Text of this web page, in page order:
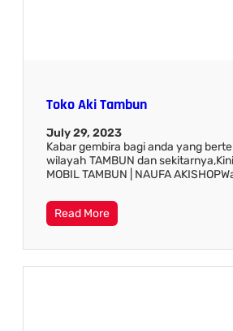
Toko Aki Tambun
July 29, 2023
Kabar gembira bagi anda yang
wilayah TAMBUN dan sekitarnya,Kini
MOBIL TAMBUN | NAUFA
Read More